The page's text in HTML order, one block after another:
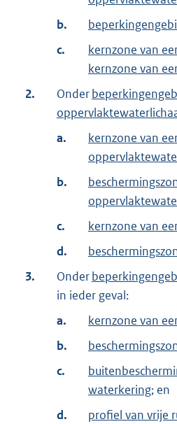
b.
c.
kernzone van
kernzone van
2.
Onder
a.
kernzone van
b.
c.
kernzone van
d.
3.
Onder
in ieder geval:
a.
kernzone van
b.
c.
waterkering; en
d.
profiel van vrije